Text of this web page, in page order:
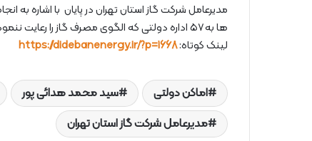
ها به ۵۷ اداره دولتی که الگوی مصرف گاز را رعایت ننموده اند اخطار داده شد.
لینک کوتاه:https://didebanenergy.ir/?p=1668
اماکن دولتی سید محمد هدائی پور
مدیرعامل شرکت گاز استان تهران